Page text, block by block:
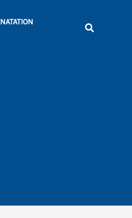
NATATION